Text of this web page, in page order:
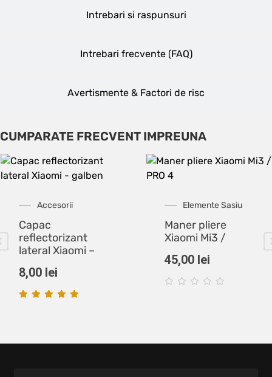
Intrebari si raspunsuri
Intrebari frecvente (FAQ)
Avertismente & Factori de risc
CUMPARATE FRECVENT IMPREUNA
Accesorii
Capac
reflectorizant
lateral Xiaomi –
8,00 lei
Elemente Sasiu
Maner pliere
Xiaomi Mi3 /
45,00 lei